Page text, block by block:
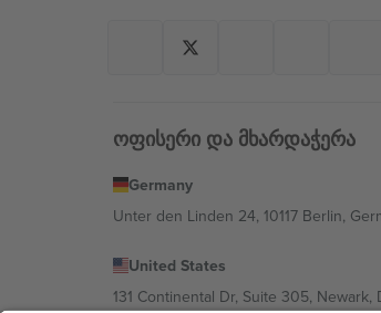
ოფისერი და მხარდაჭერა
Germany
Unter den Linden 24, 10117 Berlin,
United States
131 Continental Dr, Suite 305, Newark,